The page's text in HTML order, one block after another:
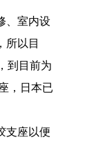
、室内设
所以目
到目前为
，日本已
支座以便